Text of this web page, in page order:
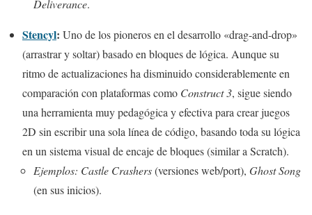
Deliverance.
Stencyl: Uno de los pioneros en el desarrollo «drag-and-drop»
(arrastrar y soltar) basado en bloques de lógica. Aunque su
ritmo de actualizaciones ha disminuido considerablemente en
comparación con plataformas como Construct 3, sigue siendo
una herramienta muy pedagógica y efectiva para crear juegos
2D sin escribir una sola línea de código, basando toda su lógica
en un sistema visual de encaje de bloques (similar a Scratch).
Ejemplos: Castle Crashers(versiones web/port), Ghost Song
(en sus inicios).